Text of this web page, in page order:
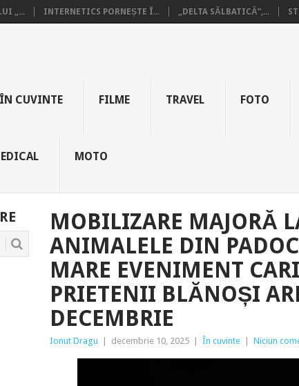
„... INTERNETICS PORNEȘTE Î... „DELTA SĂLBATICĂ”,...
ÎN CUVINTE FILME TRAVEL FOTO
MOTO
MOBILIZARE MAJORĂ
ANIMALELE DIN
MARE EVENIMENT
PRIETENII BLĂNOȘI
DECEMBRIE
Ionut Dragu decembrie 10, 2025 În cuvinte Niciun